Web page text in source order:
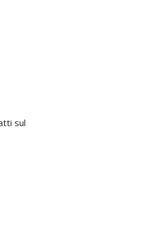
sul